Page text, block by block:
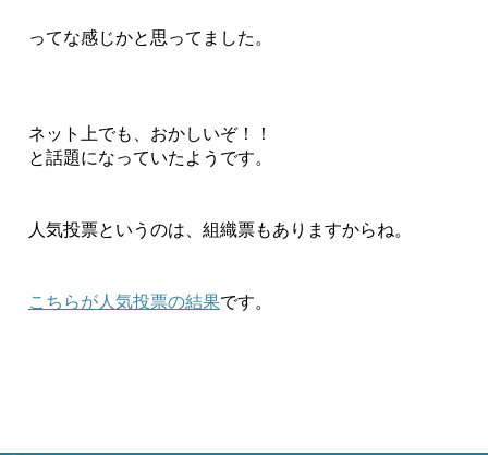
ってな感じかと思ってました。
ネット上でも、おかしいぞ！！
と話題になっていたようです。
人気投票というのは、組織票もありますからね。
こちらが人気投票の結果です。